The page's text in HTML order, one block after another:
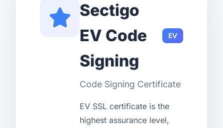
Installation Guide
CNY
Sectigo
EV Code
Signing
EV
Code Signing Certificate
EV SSL certificate is the
highest assurance level,